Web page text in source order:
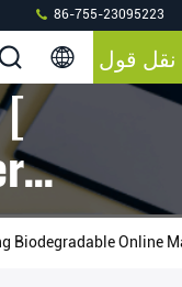
86-755-23095223
نقل قول
[
Biodegradable Online